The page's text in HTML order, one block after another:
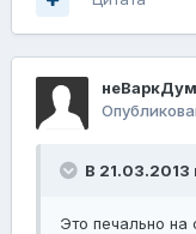
В 21.03.2013
Это печально